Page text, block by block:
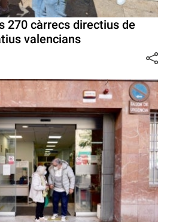
270 càrrecs directius de
valencians